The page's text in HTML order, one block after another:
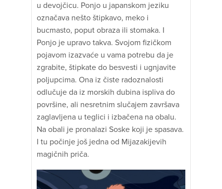
u devojčicu. Ponjo u japanskom jeziku
označava nešto štipkavo, meko i
bucmasto, poput obraza ili stomaka. I
Ponjo je upravo takva. Svojom fizičkom
pojavom izazvaće u vama potrebu da je
zgrabite, štipkate do besvesti i ugnjavite
poljupcima. Ona iz čiste radoznalosti
odlučuje da iz morskih dubina ispliva do
površine, ali nesretnim slučajem završava
zaglavljena u teglici i izbačena na obalu.
Na obali je pronalazi Soske koji je spasava.
I tu počinje još jedna od Mijazakijevih
magičnih priča.